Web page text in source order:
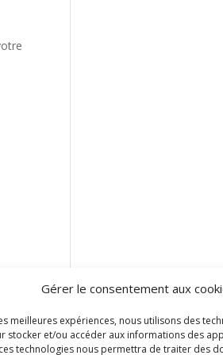
Gérer le consentement aux
meilleures expériences, nous utilisons des
stocker et/ou accéder aux informations des
technologies nous permettra de traiter des
Blog